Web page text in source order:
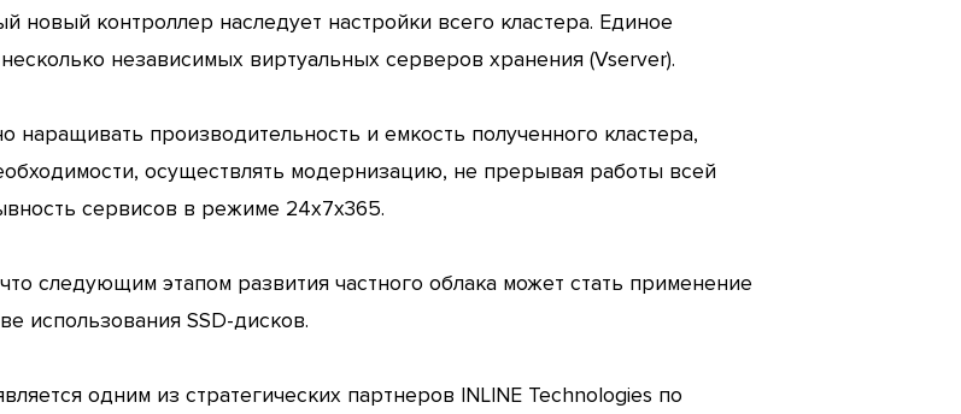
новый контроллер наследует настройки всего кластера. Единое
независимых виртуальных серверов хранения (Vserver).
наращивать производительность и емкость полученного кластера,
осуществлять модернизацию, не прерывая работы всей
сервисов в режиме 24х7х365.
следующим этапом развития частного облака может стать применение
использования SSD-дисков.
одним из стратегических партнеров INLINE Technologies по